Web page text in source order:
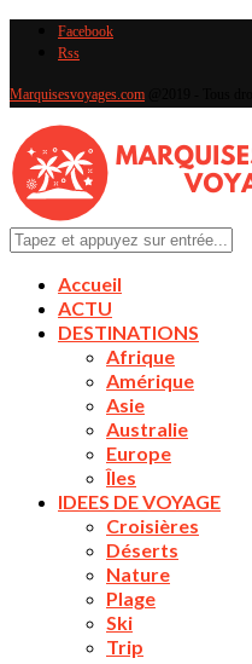
Facebook
Rss
Marquisesvoyages.com
Accueil
ACTU
DESTINATIONS
Afrique
Amérique
Asie
Australie
Europe
Îles
IDEES DE VOYAGE
Croisières
Déserts
Nature
Plage
Ski
Trip